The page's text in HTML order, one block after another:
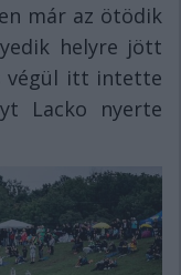
már az ötödik
helyre jött
végül itt intette
Lacko nyerte